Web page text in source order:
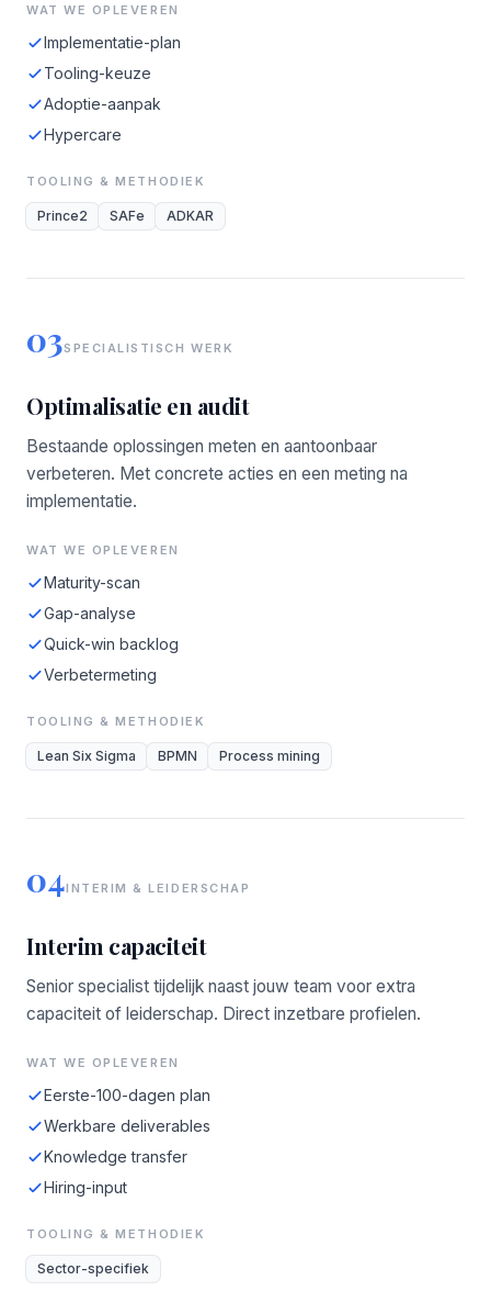
WAT WE OPLEVEREN
Implementatie-plan
Tooling-keuze
Adoptie-aanpak
Hypercare
TOOLING & METHODIEK
Prince2 SAFe ADKAR
03SPECIALISTISCH WERK
Optimalisatie en audit
Bestaande oplossingen meten en aantoonbaar
verbeteren. Met concrete acties en een meting na
implementatie.
WAT WE OPLEVEREN
Maturity-scan
Gap-analyse
Quick-win backlog
Verbetermeting
TOOLING & METHODIEK
Lean Six Sigma BPMN Process mining
04INTERIM & LEIDERSCHAP
Interim capaciteit
Senior specialist tijdelijk naast jouw team voor extra
capaciteit of leiderschap. Direct inzetbare profielen.
WAT WE OPLEVEREN
Eerste-100-dagen plan
Werkbare deliverables
Knowledge transfer
Hiring-input
TOOLING & METHODIEK
Sector-specifiek